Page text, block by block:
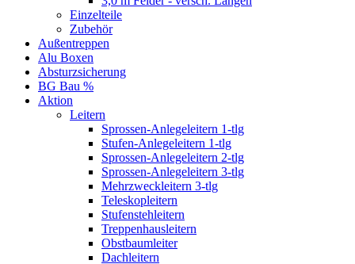
Einzelteile
Zubehör
Außentreppen
Alu Boxen
Absturzsicherung
BG Bau %
Aktion
Leitern
Sprossen-Anlegeleitern 1-tlg
Stufen-Anlegeleitern 1-tlg
Sprossen-Anlegeleitern 2-tlg
Sprossen-Anlegeleitern 3-tlg
Mehrzweckleitern 3-tlg
Teleskopleitern
Stufenstehleitern
Treppenhausleitern
Obstbaumleiter
Dachleitern